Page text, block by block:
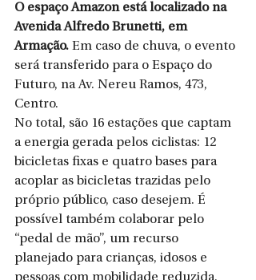
O espaço Amazon está localizado na
Avenida Alfredo Brunetti, em
Armação. Em caso de chuva, o evento
será transferido para o Espaço do
Futuro, na Av. Nereu Ramos, 473,
Centro.
No total, são 16 estações que captam
a energia gerada pelos ciclistas: 12
bicicletas fixas e quatro bases para
acoplar as bicicletas trazidas pelo
próprio público, caso desejem. É
possível também colaborar pelo
“pedal de mão”, um recurso
planejado para crianças, idosos e
pessoas com mobilidade reduzida.